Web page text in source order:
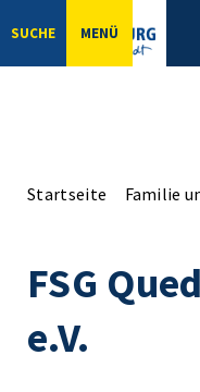
SUCHE MENÜ
Startseite Familie
FSG
e.V.